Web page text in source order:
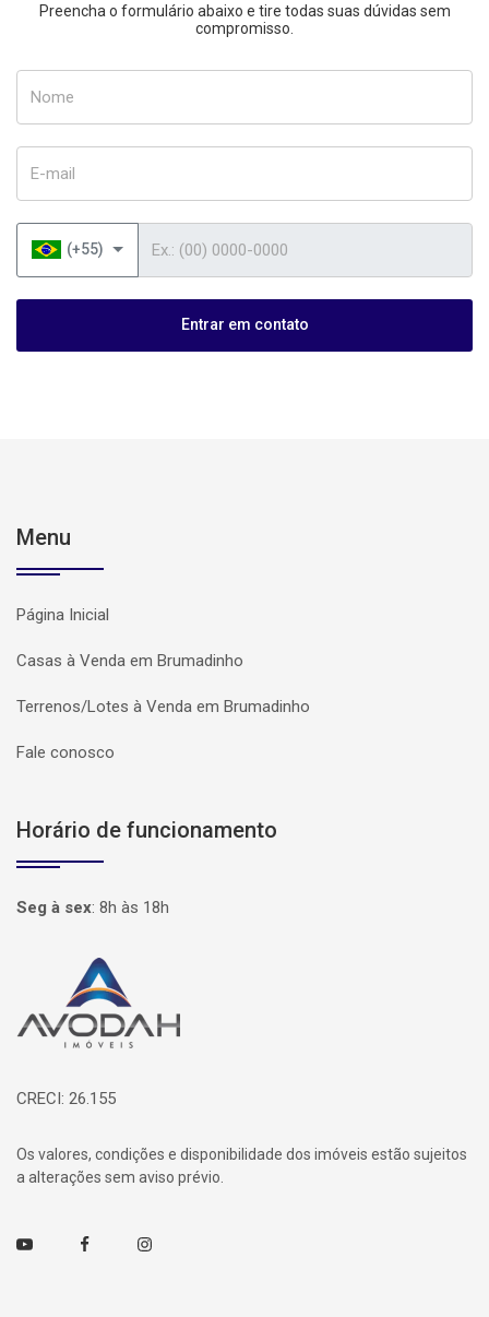
Preencha o formulário abaixo e tire todas suas dúvidas sem
compromisso.
(+55)
Entrar em contato
Menu
Página Inicial
Casas à Venda em Brumadinho
Terrenos/Lotes à Venda em Brumadinho
Fale conosco
Horário de funcionamento
Seg à sex: 8h às 18h
Página inicial
CRECI: 26.155
Os valores, condições e disponibilidade dos imóveis estão sujeitos
a alterações sem aviso prévio.
Youtube FacebookInstagram